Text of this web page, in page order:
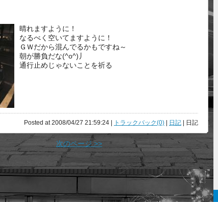
晴れますように！
なるべく空いてますように！
ＧＷだから混んでるかもですね～
朝が勝負だな(^o^)丿
通行止めじゃないことを祈る
Posted at 2008/04/27 21:59:24 | トラックバック(0) 日記 | 日記
次のページ >>